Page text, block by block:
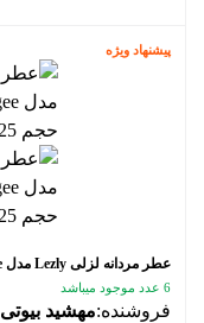
پیشنهاد ویژه
عطر مردانه لزلی Lezly مدل Savagee رایحه ساواج دیور حجم 25 میلی لیتر
6 عدد موجود میباشد
فروشنده:مهشید بیوتی